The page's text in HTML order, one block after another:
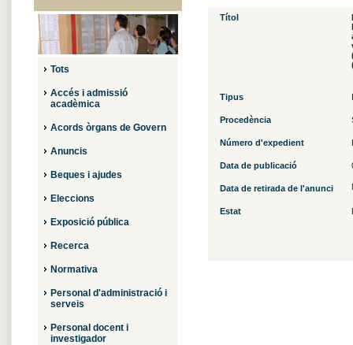
Tots
Accés i admissió
acadèmica
Acords òrgans de Govern
Anuncis
Beques i ajudes
Eleccions
Exposició pública
Recerca
Normativa
Personal d'administració i
serveis
Personal docent i
investigador
Títol
Tipus
Procedència
Número d'expedient
Data de publicació
Data de retirada de l'anunci
Estat